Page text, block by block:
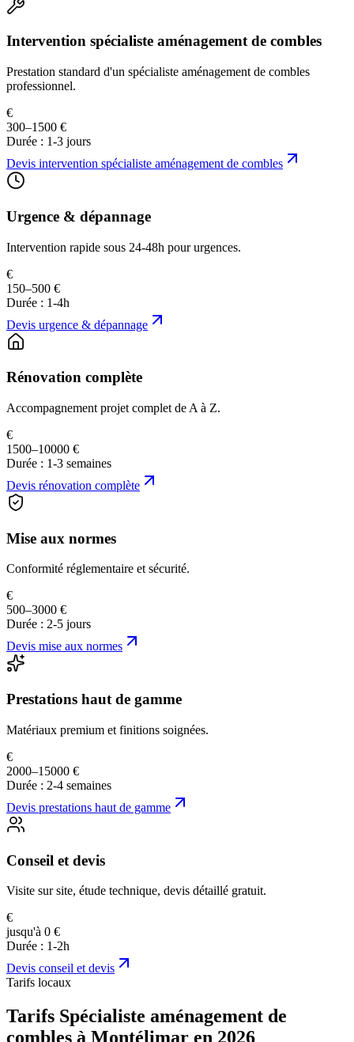
Intervention spécialiste aménagement de combles
Prestation standard d'un spécialiste aménagement de combles
professionnel.
€
300–1500 €
Durée : 1-3 jours
Devis intervention spécialiste aménagement de combles
Urgence & dépannage
Intervention rapide sous 24-48h pour urgences.
€
150–500 €
Durée : 1-4h
Devis urgence & dépannage
Rénovation complète
Accompagnement projet complet de A à Z.
€
1500–10000 €
Durée : 1-3 semaines
Devis rénovation complète
Mise aux normes
Conformité réglementaire et sécurité.
€
500–3000 €
Durée : 2-5 jours
Devis mise aux normes
Prestations haut de gamme
Matériaux premium et finitions soignées.
€
2000–15000 €
Durée : 2-4 semaines
Devis prestations haut de gamme
Conseil et devis
Visite sur site, étude technique, devis détaillé gratuit.
€
jusqu'à 0 €
Durée : 1-2h
Devis conseil et devis
Tarifs locaux
Tarifs Spécialiste aménagement de
combles à Montélimar en 2026